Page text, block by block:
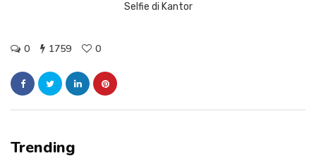
Selfie di Kantor
0 1759 0
Trending